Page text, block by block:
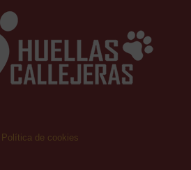
Política de cookies